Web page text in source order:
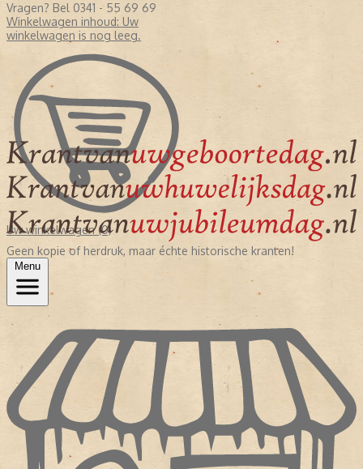
Vragen? Bel 0341 - 55 69 69
Winkelwagen inhoud: Uw
winkelwagen is nog leeg.
Uw winkelwagen (0)
Geen kopie of herdruk, maar échte historische kranten!
Menu